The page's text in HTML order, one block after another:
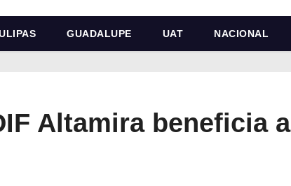
GUADALUPE UAT NACIONAL
Altamira beneficia a